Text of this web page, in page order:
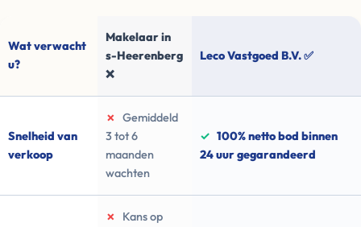
Wat verwacht
u?
Makelaar in
s-Heerenberg
❌
Leco Vastgoed B.V. ✅
Snelheid van
verkoop
✗
Gemiddeld
3 tot 6
maanden
wachten
✓ 100% netto bod binnen
24 uur gegarandeerd
✗
Kans op